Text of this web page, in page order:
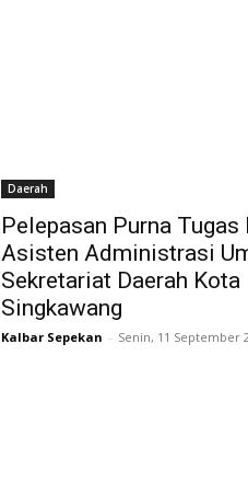
Daerah
Pelepasan Purna Tugas
Asisten Administrasi
Sekretariat Daerah Kota
Singkawang
Kalbar Sepekan - Senin, 11 September